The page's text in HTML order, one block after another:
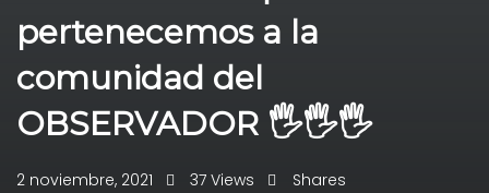
pertenecemos a la
comunidad del
OBSERVADOR 🖐🖐🖐
2 noviembre, 2021 37 Views Shares